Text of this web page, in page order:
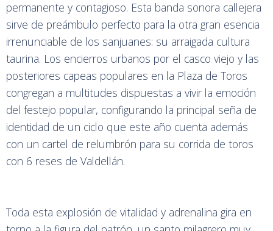
permanente y contagioso. Esta banda sonora callejera
sirve de preámbulo perfecto para la otra gran esencia
irrenunciable de los sanjuanes: su arraigada cultura
taurina. Los encierros urbanos por el casco viejo y las
posteriores capeas populares en la Plaza de Toros
congregan a multitudes dispuestas a vivir la emoción
del festejo popular, configurando la principal seña de
identidad de un ciclo que este año cuenta además
con un cartel de relumbrón para su corrida de toros
con 6 reses de Valdellán.
Toda esta explosión de vitalidad y adrenalina gira en